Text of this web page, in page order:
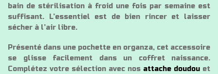
bain de stérilisation à froid une fois par semaine est
suffisant. L’essentiel est de bien rincer et laisser
sécher à l’air libre.
Présenté dans une pochette en organza, cet accessoire
se glisse facilement dans un coffret naissance.
Complétez votre sélection avec nos attache doudou et